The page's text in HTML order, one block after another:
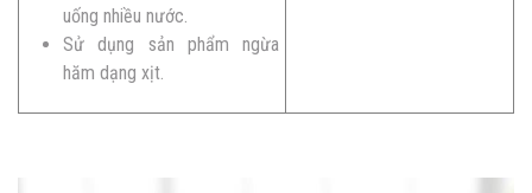
uống nhiều nước.
Sử dụng sản phẩm ngừa
hăm dạng xịt.